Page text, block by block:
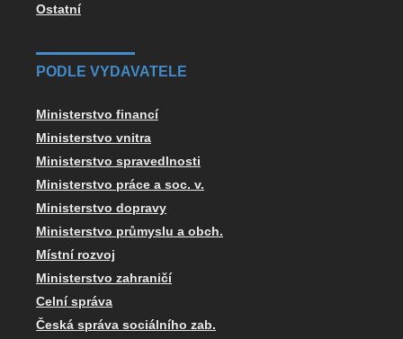
Ostatní
PODLE VYDAVATELE
Ministerstvo financí
Ministerstvo vnitra
Ministerstvo spravedlnosti
Ministerstvo práce a soc. v.
Ministerstvo dopravy
Ministerstvo průmyslu a obch.
Místní rozvoj
Ministerstvo zahraničí
Celní správa
Česká správa sociálního zab.